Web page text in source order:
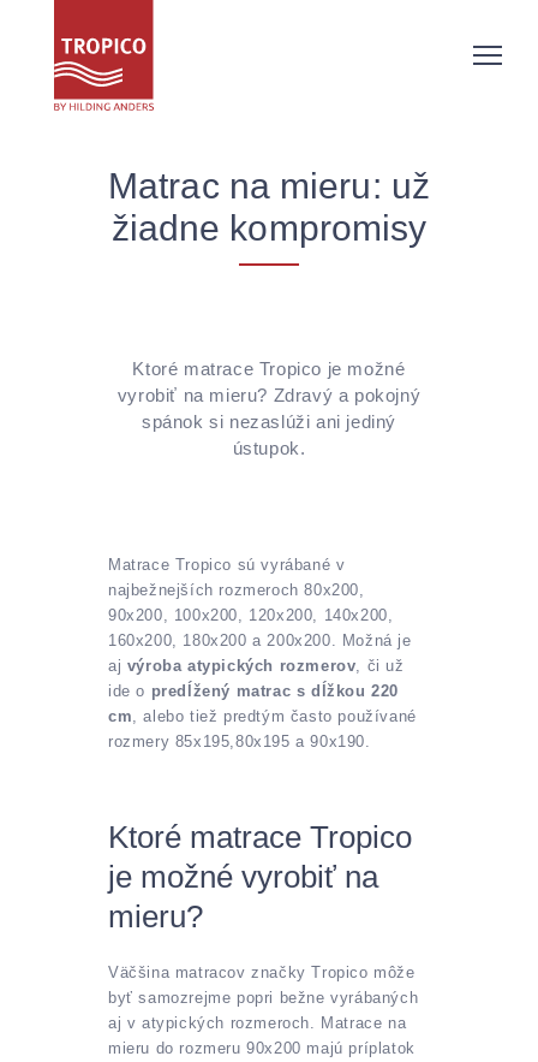
Matrac na mieru: už
žiadne kompromisy
Ktoré matrace Tropico je možné
vyrobiť na mieru? Zdravý a pokojný
spánok si nezaslúži ani jediný
ústupok.
Matrace Tropico sú vyrábané v
najbežnejších rozmeroch 80x200,
90x200, 100x200, 120x200, 140x200,
160x200, 180x200 a 200x200. Možná je
aj výroba atypických rozmerov, či už
ide o predĺžený matrac s dĺžkou 220
cm, alebo tiež predtým často používané
rozmery 85x195,80x195 a 90x190.
Ktoré matrace Tropico
je možné vyrobiť na
mieru?
Väčšina matracov značky Tropico môže
byť samozrejme popri bežne vyrábaných
aj v atypických rozmeroch. Matrace na
mieru do rozmeru 90x200 majú príplatok